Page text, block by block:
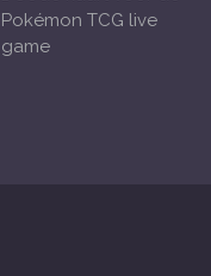
Pokémon TCG live
game